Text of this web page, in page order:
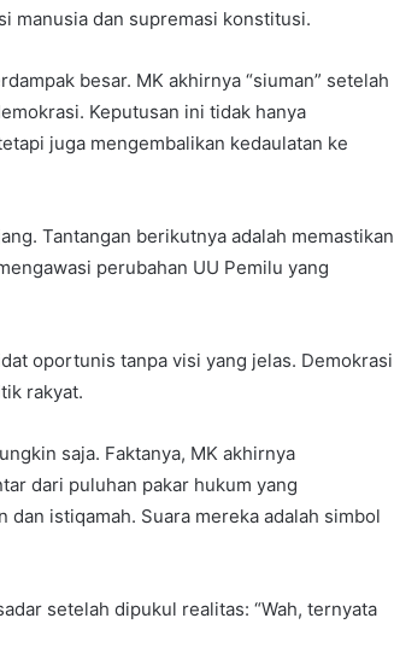
manusia dan supremasi konstitusi.
besar. MK akhirnya “siuman” setelah
Keputusan ini tidak hanya
juga mengembalikan kedaulatan ke
Tantangan berikutnya adalah memastikan
perubahan UU Pemilu yang
oportunis tanpa visi yang jelas. Demokrasi
rakyat.
saja. Faktanya, MK akhirnya
dari puluhan pakar hukum yang
istiqamah. Suara mereka adalah simbol
setelah dipukul realitas: “Wah, ternyata